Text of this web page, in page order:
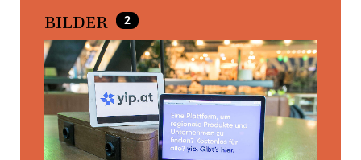
BILDER 2